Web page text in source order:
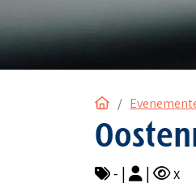
Home
- | |
x